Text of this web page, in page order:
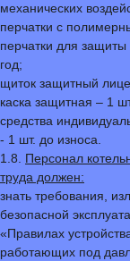
механических
перчатки с
перчатки для
год;
щиток защитный
каска защитная – 1
средства
- 1 шт. до износа.
1.8. Персонал
труда должен:
знать требования,
безопасной
«Правилах
работающих под